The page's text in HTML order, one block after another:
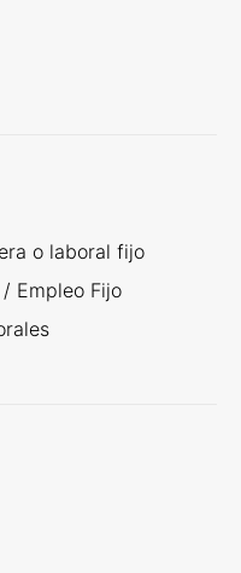
o laboral fijo
Empleo Fijo